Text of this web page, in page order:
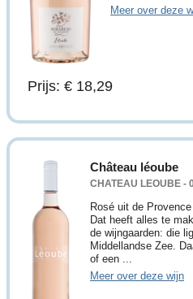
Meer over deze
Prijs: € 18,29
Château léoube
CHATEAU LEOUBE -
Rosé uit de
Dat heeft alles te
de wijngaarden: die
Middellandse Zee.
of een ...
Meer over deze wijn